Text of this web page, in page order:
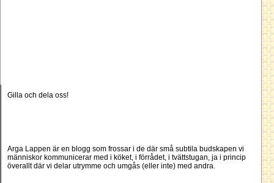
Gilla och dela oss!
Arga Lappen är en blogg som frossar i de där små subtila budskapen vi
människor kommunicerar med i köket, i förrådet, i tvättstugan, ja i princip
överallt där vi delar utrymme och umgås (eller inte) med andra.